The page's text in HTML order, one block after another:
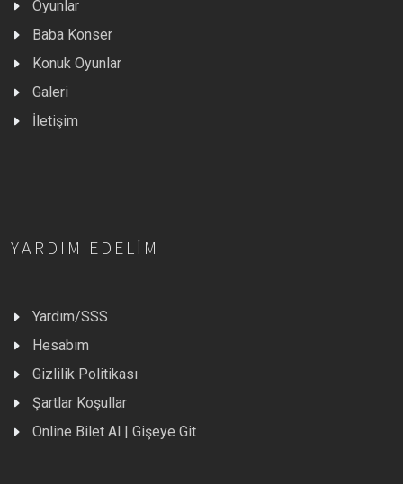
Oyunlar
Baba Konser
Konuk Oyunlar
Galeri
İletişim
YARDIM EDELIM
Yardım/SSS
Hesabım
Gizlilik Politikası
Şartlar Koşullar
Online Bilet Al | Gişeye Git